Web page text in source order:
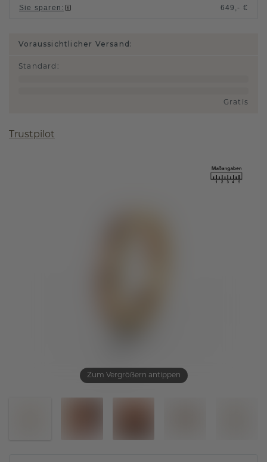
Zum Vergrößern antippen
Sie sparen : 649,- €
Voraussichtlicher Versand:
Standard :
Gratis
Trustpilot